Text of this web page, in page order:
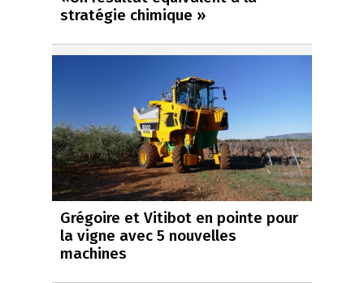
stratégie chimique »
Grégoire et Vitibot en pointe pour
la vigne avec 5 nouvelles
machines